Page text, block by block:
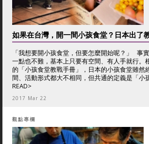
如果在台灣，開一間小孩食堂？日本出了
「我想要開小孩食堂，但要怎麼開始呢？」 事
一點也不難，基本上只要有空間、有人手就行。
的「小孩食堂教戰手冊」，日本的小孩食堂雖然
間、活動形式都大不相同，但共通的定義是「小
READ>
2017 Mar 22
觀點專欄